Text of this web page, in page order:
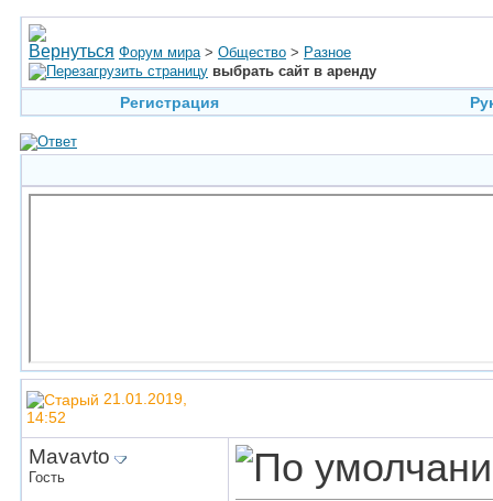
Форум мира > Общество > Разное
выбрать сайт в аренду
Регистрация
21.01.2019,
14:52
Mavavto
Гость